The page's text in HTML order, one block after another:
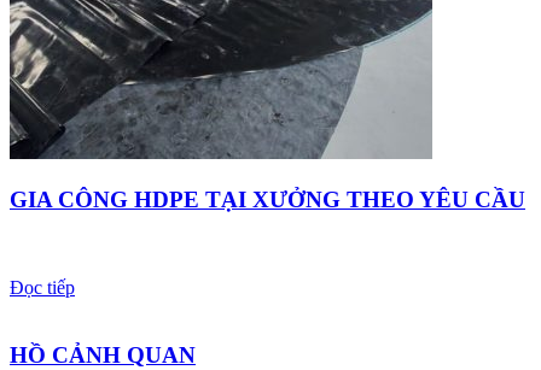
GIA CÔNG HDPE TẠI XƯỞNG THEO YÊU CẦU
Đọc tiếp
HỒ CẢNH QUAN